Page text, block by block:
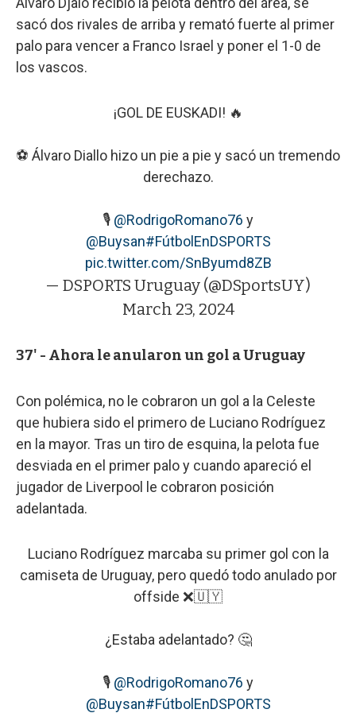
sacó dos rivales de arriba y remató fuerte al primer
palo para vencer a Franco Israel y poner el 1-0 de
los vascos.
¡GOL DE EUSKADI! 🔥
⚽ Álvaro Diallo hizo un pie a pie y sacó un tremendo
derechazo.
🎙️ @RodrigoRomano76 y
@Buysan#FútbolEnDSPORTS
pic.twitter.com/SnByumd8ZB
— DSPORTS Uruguay (@DSportsUY)
March 23, 2024
37' - Ahora le anularon un gol a Uruguay
Con polémica, no le cobraron un gol a la Celeste
que hubiera sido el primero de Luciano Rodríguez
en la mayor. Tras un tiro de esquina, la pelota fue
desviada en el primer palo y cuando apareció el
jugador de Liverpool le cobraron posición
adelantada.
Luciano Rodríguez marcaba su primer gol con la
camiseta de Uruguay, pero quedó todo anulado por
offside ❌🇺🇾
¿Estaba adelantado? 🤔
🎙️ @RodrigoRomano76 y
@Buysan#FútbolEnDSPORTS